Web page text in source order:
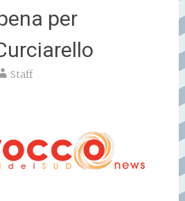
per
Staff